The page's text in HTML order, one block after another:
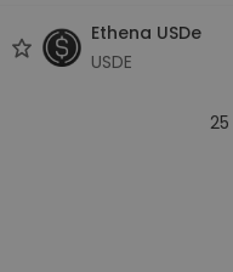
Ethena USDe
USDE
25